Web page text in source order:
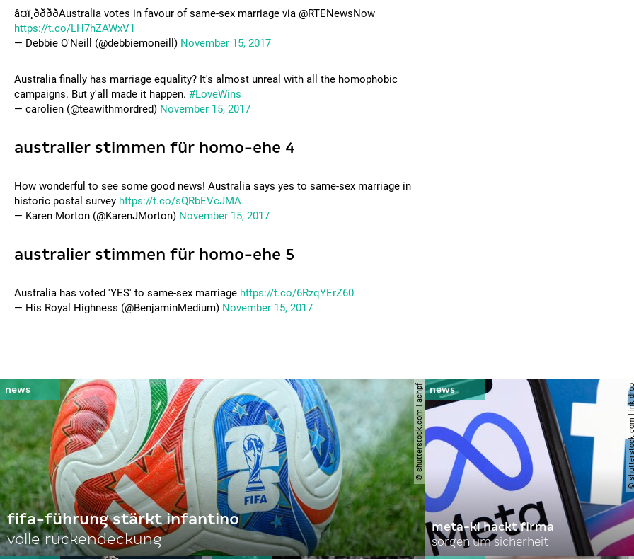
â¤ï¸ððððAustralia votes in favour of same-sex marriage via @RTENewsNow
https://t.co/LH7hZAWxV1
— Debbie O'Neill (@debbiemoneill) November 15, 2017
Australia finally has marriage equality? It's almost unreal with all the homophobic
campaigns. But y'all made it happen. #LoveWins
— carolien (@teawithmordred) November 15, 2017
australier stimmen für homo-ehe 4
How wonderful to see some good news! Australia says yes to same-sex marriage in
historic postal survey https://t.co/sQRbEVcJMA
— Karen Morton (@KarenJMorton) November 15, 2017
australier stimmen für homo-ehe 5
Australia has voted 'YES' to same-sex marriage https://t.co/6RzqYErZ60
— His Royal Highness (@BenjaminMedium) November 15, 2017
© shutterstock.com | achpf
fifa-führung stärkt infantino
volle rückendeckung
©
meta-ki hackt firma
sorgen um sicherheit